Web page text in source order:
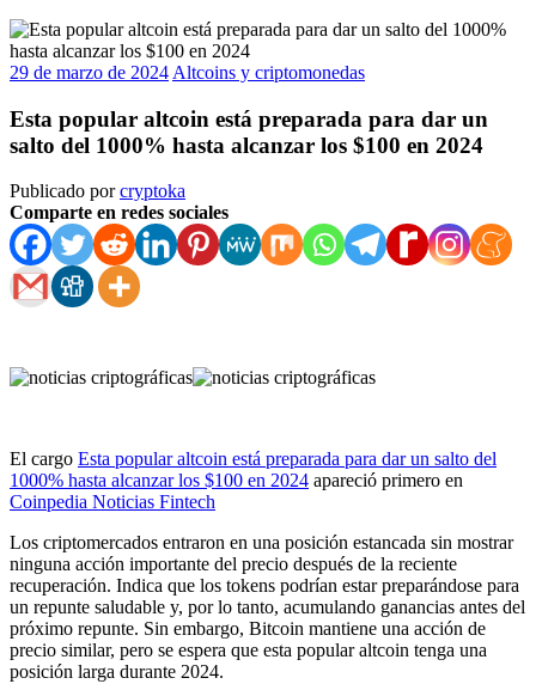
29 de marzo de 2024 Altcoins y criptomonedas
Esta popular altcoin está preparada para dar un
salto del 1000% hasta alcanzar los $100 en 2024
Publicado porcryptoka
Comparte en redes sociales
El cargo Esta popular altcoin está preparada para dar un salto del
1000% hasta alcanzar los $100 en 2024 apareció primero en
Coinpedia Noticias Fintech
Los criptomercados entraron en una posición estancada sin mostrar
ninguna acción importante del precio después de la reciente
recuperación. Indica que los tokens podrían estar preparándose para
un repunte saludable y, por lo tanto, acumulando ganancias antes del
próximo repunte. Sin embargo, Bitcoin mantiene una acción de
precio similar, pero se espera que esta popular altcoin tenga una
posición larga durante 2024.